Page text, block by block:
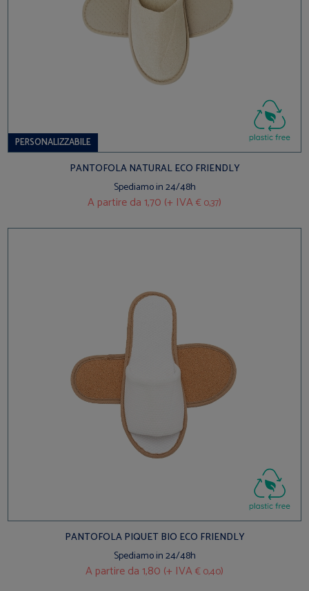
PERSONALIZZABILE
PANTOFOLA NATURAL ECO FRIENDLY
Spediamo in 24/48h
A partire da1,70 (+ IVA€ 0,37)
PANTOFOLA PIQUET BIO ECO FRIENDLY
Spediamo in 24/48h
A partire da1,80 (+ IVA€ 0,40)